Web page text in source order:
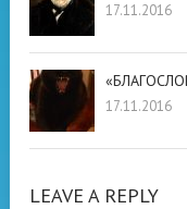
17.11.2016
17.11.2016
LEAVE A REPLY